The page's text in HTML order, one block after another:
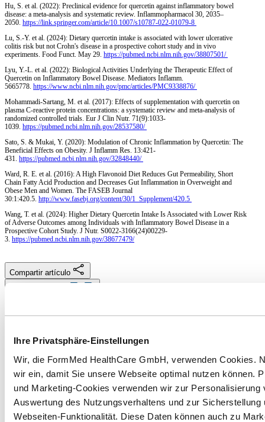
Ihre Privatsphäre-Einstellungen
Wir, die FormMed HealthCare GmbH, verwenden Cookies.
wir ein, damit Sie unsere Webseite optimal nutzen können.
und Marketing-Cookies verwenden wir zur Personalisierung
Auswertung des Nutzungsverhaltens und zur Sicherstellung
Webseiten-Funktionalität. Diese Daten können auch zu
Hu, S. et al. (2022): Preclinical evidence for quercetin against inflammatory bowel
disease: a meta-analysis and systematic review. Inflammopharmacol 30, 2035–
2050. https://link.springer.com/article/10.1007/s10787-022-01079-8
Lu, S.-Y. et al. (2024): Dietary quercetin intake is associated with lower ulcerative
colitis risk but not Crohn's disease in a prospective cohort study and in vivo
experiments. Food Funct. May 29. https://pubmed.ncbi.nlm.nih.gov/38807501/
Lyu, Y.-L. et al. (2022): Biological Activities Underlying the Therapeutic Effect of
Quercetin on Inflammatory Bowel Disease. Mediators Inflamm.
5665778. https://www.ncbi.nlm.nih.gov/pmc/articles/PMC9338876/
Mohammadi-Sartang, M. et al. (2017): Effects of supplementation with quercetin on
plasma C-reactive protein concentrations: a systematic review and meta-analysis of
randomized controlled trials. Eur J Clin Nutr. 71(9):1033-
1039. https://pubmed.ncbi.nlm.nih.gov/28537580/
Sato, S. & Mukai, Y. (2020): Modulation of Chronic Inflammation by Quercetin: The
Beneficial Effects on Obesity. J Inflamm Res. 13:421-
431. https://pubmed.ncbi.nlm.nih.gov/32848440/
Ward, R. E. et al. (2016): A High Flavonoid Diet Reduces Gut Permeability, Short
Chain Fatty Acid Production and Decreases Gut Inflammation in Overweight and
Obese Men and Women. The FASEB Journal
30:1:420.5. http://www.fasebj.org/content/30/1_Supplement/420.5
Wang, T. et al. (2024): Higher Dietary Quercetin Intake Is Associated with Lower Risk
of Adverse Outcomes among Individuals with Inflammatory Bowel Disease in a
Prospective Cohort Study. J Nutr. S0022-3166(24)00229-
3. https://pubmed.ncbi.nlm.nih.gov/38677479/
Compartir artículo
Tabla de Contenidos
Quercetina: antioxidante y antiinflamatoria
Efecto de la quercetina en el intestino: estudios sobre la
alimentación
Enfermedades intestinales inflamatorias crónicas
Quercetina en los alimentos
Conclusión: quercetina para la salud intestinal
Preparados FormMed adecuados
Literatura